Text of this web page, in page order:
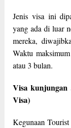
Jenis visa ini
yang ada di luar
mereka,
Waktu
atau 3 bulan.
Visa kunjungan
Visa)
Kegunaan